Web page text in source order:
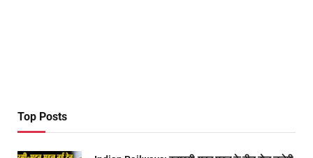
Top Posts